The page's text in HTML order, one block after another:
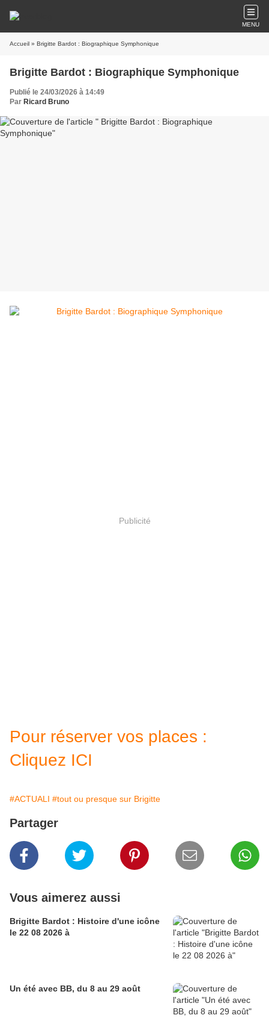
MENU
Accueil » Brigitte Bardot : Biographique Symphonique
Brigitte Bardot : Biographique Symphonique
Publié le 24/03/2026 à 14:49
Par Ricard Bruno
Publicité
Pour réserver vos places :
Cliquez ICI
#ACTUALI #tout ou presque sur Brigitte
Partager
Vous aimerez aussi
Brigitte Bardot : Histoire d'une icône
le 22 08 2026 à
Un été avec BB, du 8 au 29 août